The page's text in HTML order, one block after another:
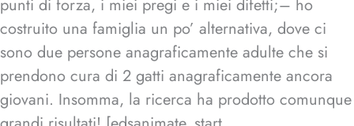
punti di forza, i miei pregi e i miei difetti;– ho
costruito una famiglia un po’ alternativa, dove ci
sono due persone anagraficamente adulte che si
prendono cura di 2 gatti anagraficamente ancora
giovani. Insomma, la ricerca ha prodotto comunque